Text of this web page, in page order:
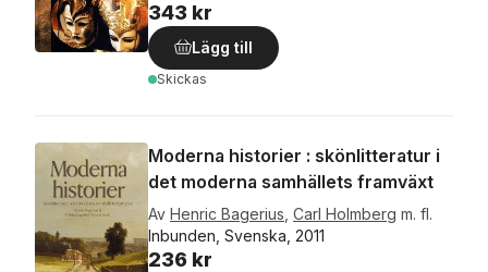
343 kr
Lägg till
Skickas
Moderna historier : skönlitteratur i
det moderna samhällets framväxt
Av Henric Bagerius Carl Holmberg m. fl.
Inbunden, Svenska, 2011
236 kr